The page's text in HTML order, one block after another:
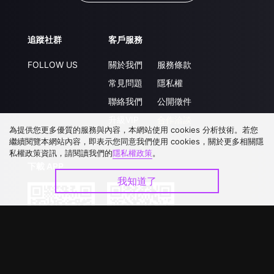
追蹤社群
FOLLOW US
客戶服務
關於我們
常見問題
聯絡我們
服務條款
隱私權
公開徵件
為提供您更多優質的服務與內容，本網站使用 cookies 分析技術。若您
繼續閱覽本網站內容，即表示您同意我們使用 cookies，關於更多相關隱
私權政策資訊，請閱讀我們的隱私權政策。
我知道了